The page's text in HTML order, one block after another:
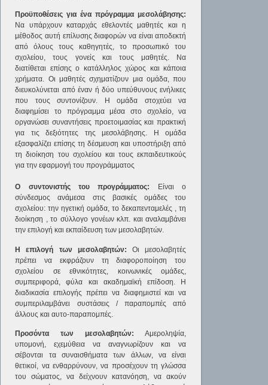
Προϋποθέσεις για ένα πρόγραμμα μεσολάβησης:
Να υπάρχουν καταρχάς εθελοντές μαθητές και η
μέθοδος αυτή επίλυσης διαφορών να είναι αποδεκτή
από όλους τους καθηγητές, το προσωπικό του
σχολείου, τους γονείς και τους μαθητές. Να
διατίθεται επίσης ο κατάλληλος χώρος και κάποια
χρήματα. Οι μαθητές σχηματίζουν μια ομάδα, που
διευκολύνεται από έναν ή δύο υπεύθυνους ενήλικες
που τους συντονίζουν. Η ομάδα στοχεύει να
διαφημίσει το πρόγραμμα μέσα στο σχολείο, να
οργανώσει συναντήσεις προετοιμασίας και πρακτική
για τις δεξιότητες της μεσολάβησης. Η ομάδα
εξασφαλίζει επίσης τη δέσμευση και υποστήριξη από
τη διοίκηση του σχολείου και τους εκπαιδευτικούς
για την εφαρμογή του προγράμματος
Ο συντονιστής του προγράμματος:
Είναι ο
σύνδεσμος ανάμεσα στις βασικές ομάδες του
σχολείου: την ηγετική ομάδα, το δεκαπενταμελές , τη
διοίκηση , το σύλλογο γονέων κλπ. και αναλαμβάνει
την επιλογή και εκπαίδευση των μεσολαβητών.
Η επιλογή των μεσολαβητών: Οι μεσολαβητές
πρέπει να εκφράζουν τη διαφοροποίηση του
σχολείου σε εθνικότητες, κοινωνικές ομάδες,
συμπεριφορά, φύλα και ακαδημαϊκή επίδοση. Η
διαδικασία επιλογής πρέπει να διαφημιστεί και να
συμπεριλαμβάνει συστάσεις / παραπομπές από
άλλους και αυτο-παραπομπές.
Προσόντα των μεσολαβητών: Αμεροληψία,
υπομονή, εχεμύθεια να αναγνωρίζουν και να
σέβονται τα συναισθήματα των άλλων, να είναι
θετικοί, να ενθαρρύνουν, να προσέχουν τη γλώσσα
του σώματος, να δείχνουν κατανόηση, να ακούν